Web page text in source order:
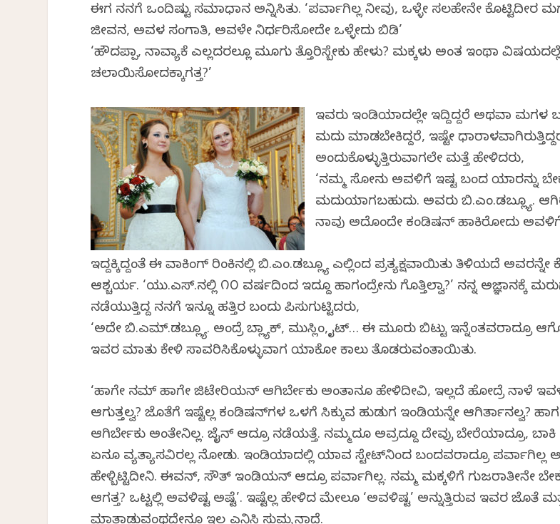
ಈಗ ನನಗೆ ಒಂದಿಷ್ಟು ಸಮಾಧಾನ ಅನ್ನಿಸಿತು. ‘ಪರ್ವಾಗಿಲ್ಲ ನೀವು, ಒಳ್ಳೇ ಸಲಹೇನೇ ಕೊಟ್ಟಿದೀರ
ಜೀವನ, ಅವಳ ಸಂಗಾತಿ, ಅವಳೇ ನಿರ್ಧರಿಸೋದೇ ಒಳ್ಳೇದು ಬಿಡಿ’
‘ಹೌದಪ್ಪಾ, ನಾವ್ಯಾಕೆ ಎಲ್ಲದರಲ್ಲೂ ಮೂಗು ತ್ತೊರಿಸ್ಬೇಕು ಹೇಳು? ಮಕ್ಕಳು ಅಂತ ಇಂಥಾ
ಚಲಾಯಿಸೋದಕ್ಕಾಗತ್ತ?’
ಇವರು ಇಂಡಿಯಾದಲ್ಲೇ ಇದ್ದಿದ್ದರೆ ಅಥವಾ ಮಗಳ
ಮದುವೆ ಮಾಡಬೇಕಿದ್ದರೆ, ಇಷ್ಟೇ
ಅಂದುಕೊಳ್ಳುತ್ತಿರುವಾಗಲೇ ಮತ್ತೆ ಹೇಳಿದರು,
‘ನಮ್ಮ ಸೋನು ಅವಳಿಗೆ ಇಷ್ಟ ಬಂದ ಯಾರನ್ನು
ಮದುವೆಯಾಗಬಹುದು. ಅವರು ಬಿ.ಎಂ.ಡಬ್ಲ್ಯೂ.
ನಾವು ಅದೊಂದೇ ಕಂಡಿಷನ್ ಹಾಕಿರೋದು
ಇದ್ದಕ್ಕಿದ್ದಂತೆ ಈ ವಾಕಿಂಗ್ ರಿಂಕಿನಲ್ಲಿ ಬಿ.ಎಂ.ಡಬ್ಲ್ಯೂ ಎಲ್ಲಿಂದ ಪ್ರತ್ಯಕ್ಷವಾಯಿತು ತಿಳಿಯದೆ
ಆಶ್ಚರ್ಯ. ‘ಯು.ಎಸ್.ನಲ್ಲಿ ೧೦ ವರ್ಷದಿಂದ ಇದ್ದೂ ಹಾಗಂದ್ರೇನು ಗೊತ್ತಿಲ್ವಾ?’ ನನ್ನ ಅಜ್ಞಾನಕ್ಕೆ
ನಡೆಯುತ್ತಿದ್ದ ನನಗೆ ಇನ್ನೂ ಹತ್ತಿರ ಬಂದು ಪಿಸುಗುಟ್ಟಿದರು,
‘ಅದೇ ಬಿ.ಎಮ್.ಡಬ್ಲ್ಯೂ. ಅಂದ್ರೆ ಬ್ಲ್ಯಾಕ್, ಮುಸ್ಲಿಂ, ವೈಟ್… ಈ ಮೂರು ಬಿಟ್ಟು ಇನ್ನೆಂತವರಾದ್ರೂ
ಇವರ ಮಾತು ಕೇಳಿ ಸಾವರಿಸಿಕೊಳ್ಳುವಾಗ ಯಾಕೋ ಕಾಲು ತೊಡರುವಂತಾಯಿತು.
‘ಹಾಗೇ ನಮ್ ಹಾಗೇ ವೆಜಿಟೇರಿಯನ್ ಆಗಿರ್ಬೇಕು ಅಂತಾನೂ ಹೇಳಿದೀವಿ, ಇಲ್ಲದೆ ಹೋದ್ರೆ ನಾಳೆ
ಆಗುತ್ತಲ್ವ? ಜೊತೆಗೆ ಇಷ್ಟೆಲ್ಲ ಕಂಡಿಷನ್‍ಗಳ ಒಳಗೆ ಸಿಕ್ಕುವ ಹುಡುಗ ಇಂಡಿಯನ್ನೇ ಆಗಿರ್ತಾನಲ್ವ?
ಆಗಿರ್ಬೇಕು ಅಂತೇನಿಲ್ಲ. ಜೈನ್ ಆದ್ರೂ ನಡೆಯತ್ತೆ. ನಮ್ಮದೂ ಅವ್ರದ್ದೂ ದೇವ್ರು ಬೇರೆಯಾದ್ರೂ, ಬಾಕಿ
ಏನೂ ವ್ಯತ್ಯಾಸವಿರಲ್ಲ ನೋಡು. ಇಂಡಿಯಾದಲ್ಲಿ ಯಾವ ಸ್ಟೇಟ್‍ನಿಂದ ಬಂದವರಾದ್ರೂ ಪರ್ವಾಗಿಲ್ಲ
ಹೇಳ್ಬಿಟ್ಟಿದೀನಿ. ಈವನ್, ಸೌತ್ ಇಂಡಿಯನ್ ಆದ್ರೂ ಪರ್ವಾಗಿಲ್ಲ. ನಮ್ಮ ಮಕ್ಕಳಿಗೆ ಗುಜರಾತೀನೇ
ಆಗತ್ತ? ಒಟ್ಟಲ್ಲಿ ಅವಳಿಷ್ಟ ಅಷ್ಟೆ’. ಇಷ್ಟೆಲ್ಲ ಹೇಳಿದ ಮೇಲೂ ‘ಅವಳಿಷ್ಟ’ ಅನ್ನುತ್ತಿರುವ ಇವರ ಜೊತೆ